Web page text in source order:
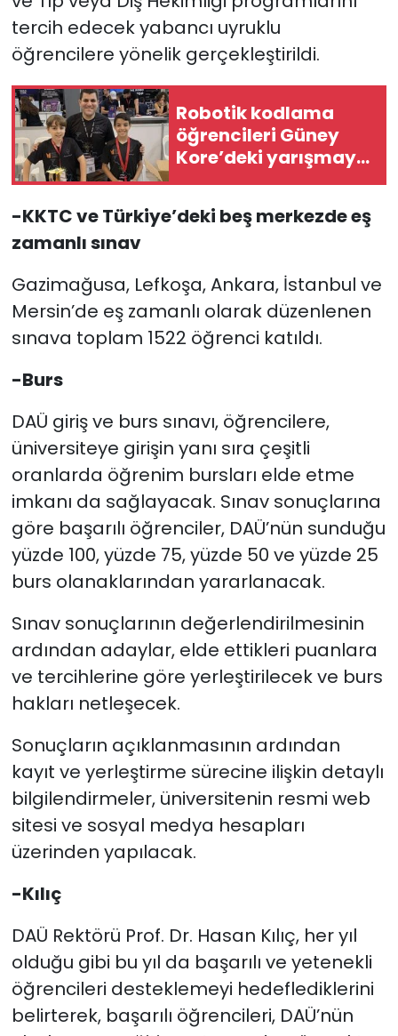
tercih edecek yabancı uyruklu
öğrencilere yönelik gerçekleştirildi.
Robotik kodlama
öğrencileri Güney
Kore’deki yarışmaya
katılmaya hak
-KKTC ve Türkiye’deki beş merkezde eş
zamanlı sınav
Gazimağusa, Lefkoşa, Ankara, İstanbul ve
Mersin’de eş zamanlı olarak düzenlenen
sınava toplam 1522 öğrenci katıldı.
-Burs
DAÜ giriş ve burs sınavı, öğrencilere,
üniversiteye girişin yanı sıra çeşitli
oranlarda öğrenim bursları elde etme
imkanı da sağlayacak. Sınav sonuçlarına
göre başarılı öğrenciler, DAÜ’nün sunduğu
yüzde 100, yüzde 75, yüzde 50 ve yüzde 25
burs olanaklarından yararlanacak.
Sınav sonuçlarının değerlendirilmesinin
ardından adaylar, elde ettikleri puanlara
ve tercihlerine göre yerleştirilecek ve burs
hakları netleşecek.
Sonuçların açıklanmasının ardından
kayıt ve yerleştirme sürecine ilişkin detaylı
bilgilendirmeler, üniversitenin resmi web
sitesi ve sosyal medya hesapları
üzerinden yapılacak.
-Kılıç
DAÜ Rektörü Prof. Dr. Hasan Kılıç, her yıl
olduğu gibi bu yıl da başarılı ve yetenekli
öğrencileri desteklemeyi hedeflediklerini
belirterek, başarılı öğrencileri, DAÜ’nün
YAŞAM